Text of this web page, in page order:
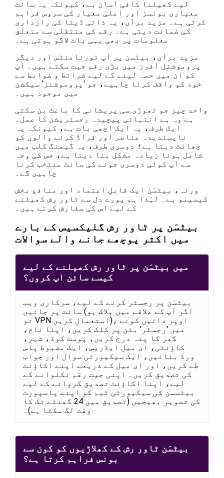
لیے کھیلنا کافی آسان ہے، کیونکہ یہ سائٹ
معیاری بونسز اور اعلیٰ معیار کی سروس فراہم
کرتی ہے۔ مزید برآں، یہ ذاتی ڈیٹا کی رازداری
کی ضمانت دیتی ہے۔ رقم کی منتقلی سے متعلق
معلومات پر بھی یہی بات لاگو ہوتی ہے۔
مزید برآں، بیٹسن پر آپ ٹورنامنٹس اور دیگر
پروموشنل آفرز میں بڑی رقم جیت سکتے ہیں۔ آپ
کو ان میں حصہ لینے کے لیے شرائط و ضوابط سے
خود کو واقف کرنا چاہیے، جو 'پروموشنز' سیکشن
میں موجود ہیں۔
واحد چیز جو تھوڑی سی پریشانی کا باعث بن سکتی
ہے وہ ہے انتہائی پیچیدہ رجسٹریشن کا عمل۔
ایک طرف، یہ ایک اچھی بات ہے، کیونکہ یہ
ناپسندیدہ عناصر اور فراڈ کرنے والوں کو
چھانٹ دیتا ہے؛ دوسری طرف، یہ گیمنگ کلب میں
شامل ہونا زیادہ مشکل بنا دیتا ہے، جس کی وجہ
سے آپ کوئی دوسری جوئے کی سائٹ منتخب کرنا
چاہیں گے۔
ورنہ، بیٹسَن ایک قابلِ اعتماد اور منافع بخش
کیسینو ہے۔ لہٰذا ہم پورے دل سے ٹاور رش کھیلنے
کے لیے اس کی سفارش کرتے ہیں۔
بیٹسَن پر ٹاور رش گلیکسیس کے بارے
میں اکثر پوچھے جانے والے سوالات
میں بیٹسَن پر ٹاور رش کھیلنے کے لیے
کیسے سائن اپ کروں؟
بیٹسَن پر رجسٹر کرنے کے لیے، سرکاری ویب
سائٹ پر جائیں (اگر آپ کے علاقے میں بلاک ہو
تو VPN استعمال کریں)، اوپر دائیں کونے
میں 'رجسٹر' بٹن پر کلک کریں، اپنا نام،
گھر کا پتہ درج کریں، پوسٹ کوڈ، شہر،
کاؤنٹی، ای میل ایڈریس، ایک مضبوط پاس
ورڈ بنائیں، ایک سیکیورٹی سوال اور جواب
طے کریں، اور ای میل کے ذریعے اپنے اکاؤنٹ
کی تصدیق کریں۔ اپنی جیت رقم نکلوانے کے
لیے، اپنا اکاؤنٹ تصدیق کروانے کے لیے
بیٹسسن کی سیکیورٹی ٹیم کو اپنے پاسپورٹ
کی تصویر بھیجیں (تصدیق میں 24 گھنٹے تک کا
وقت لگ سکتا ہے)۔
بیٹسَن ٹاور رش کے کھلاڑیوں کو کون سے
بونس فراہم کرتا ہے؟